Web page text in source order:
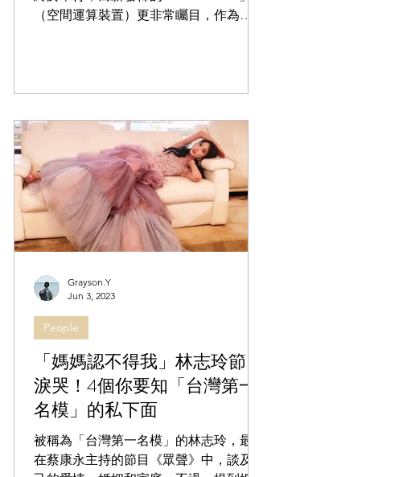
（空間運算裝置）更非常矚目，作為
「媽媽認不得我」林志玲節目
淚哭！4個你要知「台灣第一
名模」的私下面
被稱為「台灣第一名模」的林志玲，最近
在蔡康永主持的節目《眾聲》中，談及自
People
Grayson.Y
Jun 3, 2023